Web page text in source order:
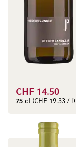
CHF 14.50
75 cl (CHF 19.33 / l)